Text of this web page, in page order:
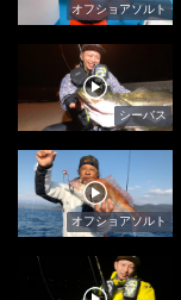
オフショアソルト
シーバス
オフショアソルト